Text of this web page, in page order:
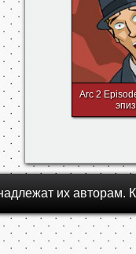
Arc 2
их авторам.